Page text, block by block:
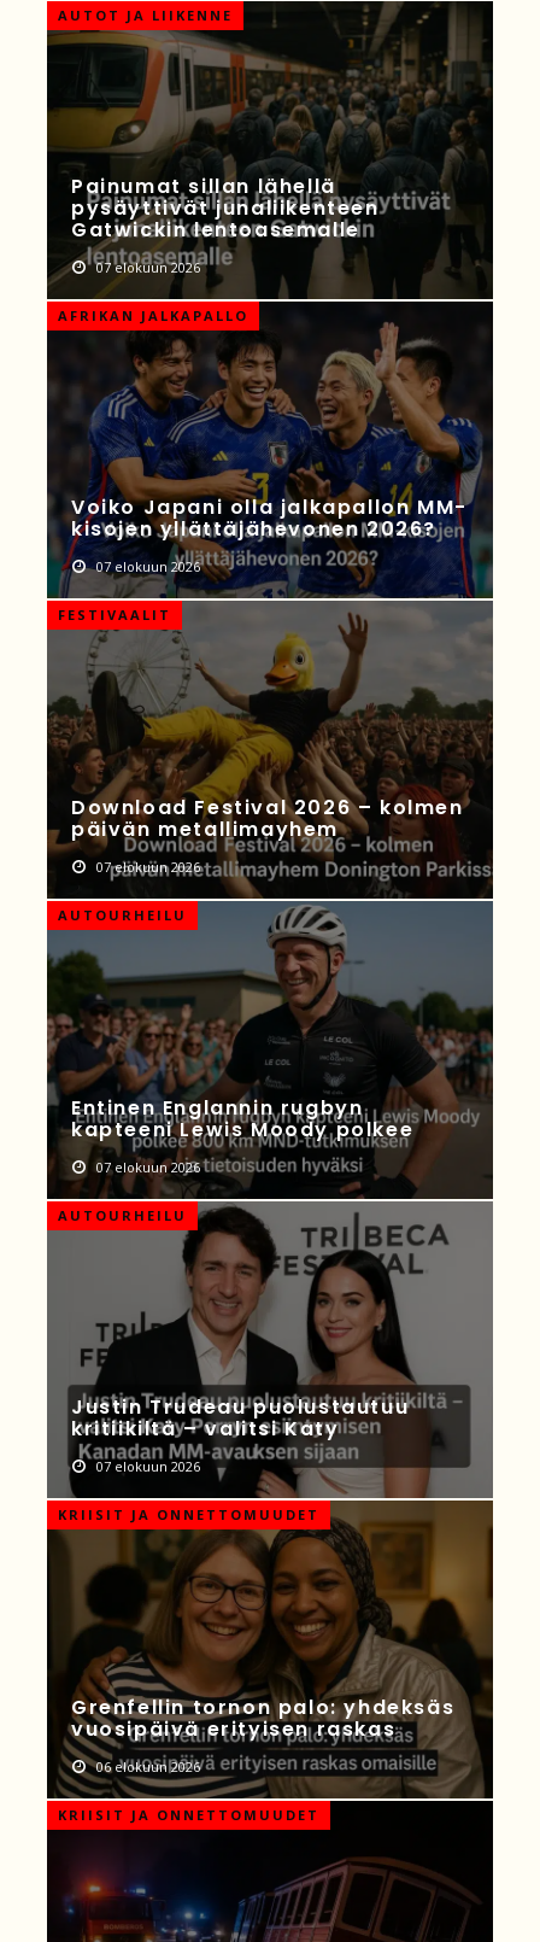
AUTOT JA LIIKENNE
Painumat sillan lähellä
pysäyttivät junaliikenteen
Gatwickin lentoasemalle
07 elokuun 2026
AFRIKAN JALKAPALLO
Voiko Japani olla jalkapallon MM-
kisojen yllättäjähevonen 2026?
07 elokuun 2026
FESTIVAALIT
Download Festival 2026 – kolmen
päivän metallimayhem
07 elokuun 2026
AUTOURHEILU
Entinen Englannin rugbyn
kapteeni Lewis Moody polkee
07 elokuun 2026
AUTOURHEILU
Justin Trudeau puolustautuu
kritiikiltä – valitsi Katy
07 elokuun 2026
KRIISIT JA ONNETTOMUUDET
Grenfellin tornon palo: yhdeksäs
vuosipäivä erityisen raskas
06 elokuun 2026
KRIISIT JA ONNETTOMUUDET